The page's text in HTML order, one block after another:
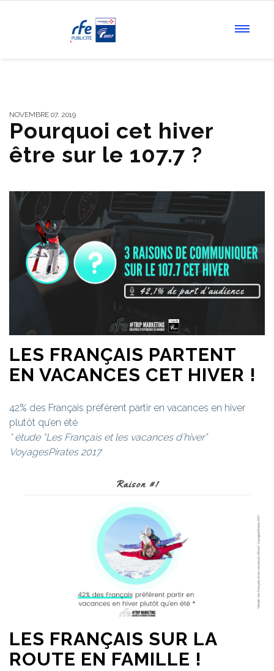
NOVEMBRE 07, 2019
Pourquoi cet hiver
être sur le 107.7 ?
LES FRANÇAIS PARTENT
EN VACANCES CET HIVER !
42% des Français préfèrent partir en vacances en hiver
plutôt qu’en été
* étude “Les Français et les vacances d’hiver”
VoyagesPirates 2017
LES FRANÇAIS SUR LA
ROUTE EN FAMILLE !